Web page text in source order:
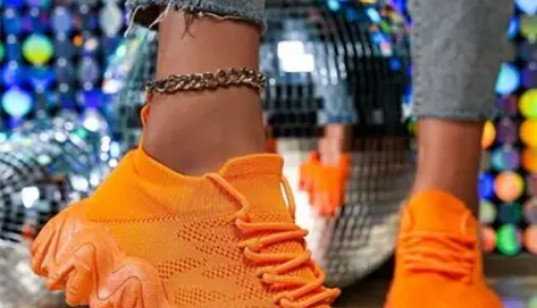
Viajar por España
Consejos de ViajeCultura y TradicionesDestinos
OcultosPlanificación de Viajes Transporte
Viajar por España